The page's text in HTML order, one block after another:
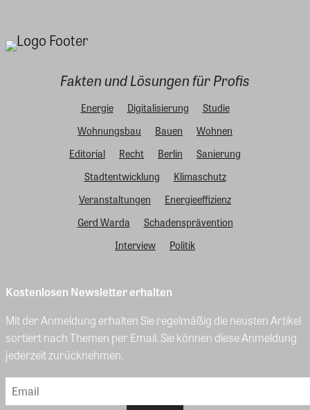
Fakten und Lösungen für Profis
Energie Digitalisierung
Studie
Wohnungsbau
Bauen
Wohnen
Editorial
Recht Berlin
Sanierung
Stadtentwicklung
Klimaschutz
Veranstaltungen
Energieeffizienz
Gerd Warda
Schadensprävention
Interview
Politik
Kostenlosen Newsletter erhalten
Mit der Anmeldung erhalten Sie regelmäßig die neusten Artikel
sortiert nach Themen per Email. Sie können diese Anmeldung
jederzeit zurücknehmen.